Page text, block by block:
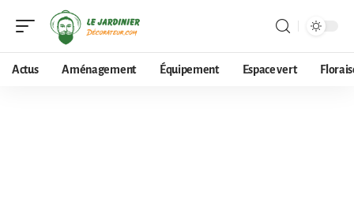
Actus Aménagement Équipement Espace vert